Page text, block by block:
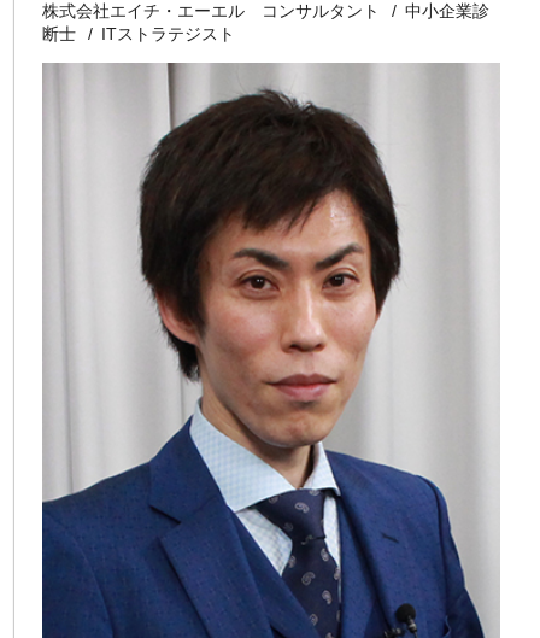
株式会社エイチ・エーエル コンサルタント
中小企業診
断士
ITストラテジスト